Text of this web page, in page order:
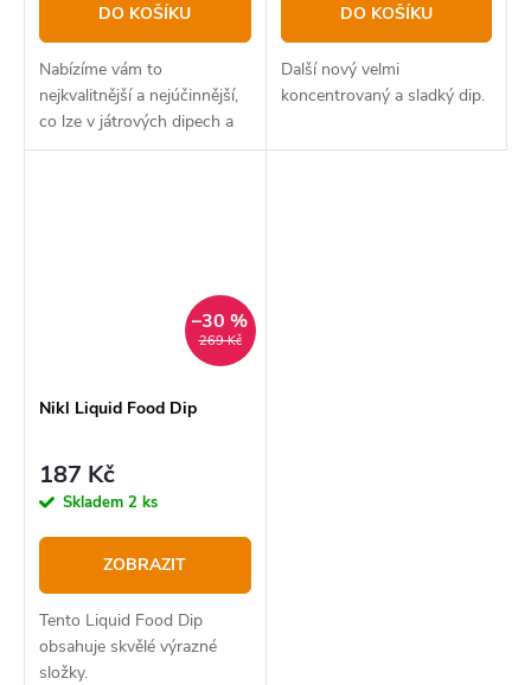
DO KOŠÍKU
Nabízíme vám to
nejkvalitnější a nejúčinnější,
co lze v játrových dipech a
boosterech nabídnout.
DO KOŠÍKU
Další nový velmi
koncentrovaný a sladký dip.
269 Kč
–30 %
Nikl Liquid Food Dip
187 Kč
Skladem 2 ks
ZOBRAZIT
Tento Liquid Food Dip
obsahuje skvělé výrazné
složky.